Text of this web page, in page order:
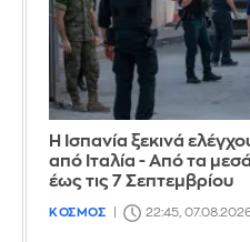
Η Ισπανία ξεκινά
από Ιταλία - Από τα
έως τις 7 Σεπτεμβρίου
ΚΟΣΜΟΣ 22:45,